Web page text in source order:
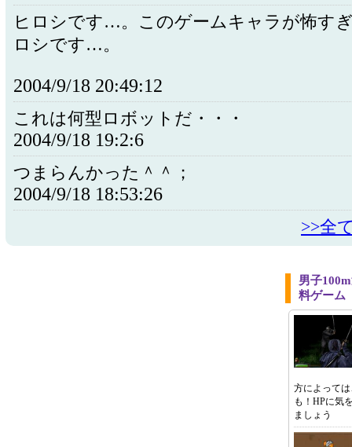
ヒロシです…。このゲームキャラが怖す
ロシです…。
2004/9/18 20:49:12
これは何型ロボットだ・・・
2004/9/18 19:2:6
つまらんかった＾＾；
2004/9/18 18:53:26
>>全
男子
料ゲーム
方によって
も！HPに気
ましょう